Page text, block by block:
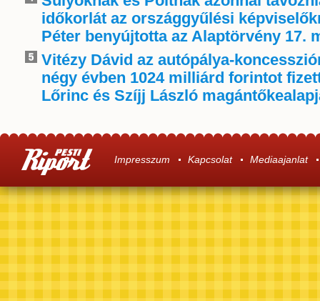
időkorlát az országgyűlési
Péter benyújtotta az Alaptörvény 17.
Vitézy Dávid az autópálya-
négy évben 1024 milliárd forintot
Lőrinc és Szíjj László
Impresszum Kapcsolat Mediaajanlat